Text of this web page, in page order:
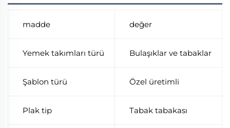
madde değer
Yemek takımları türü Bulaşıklar ve tabaklar
Şablon türü Özel üretimli
Plak tip Tabak tabakası